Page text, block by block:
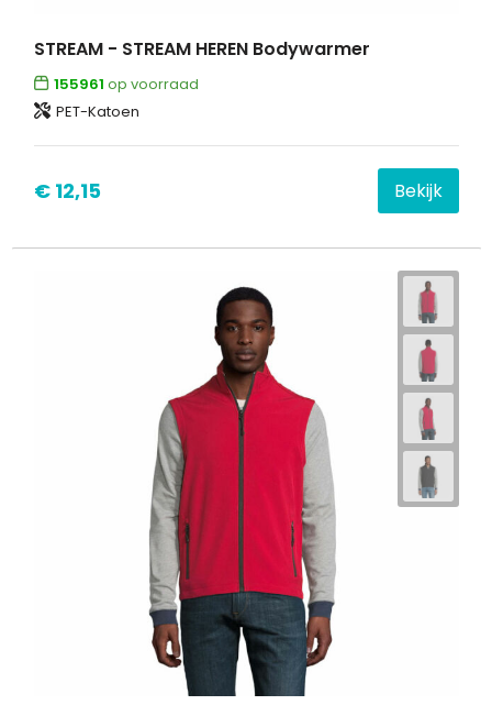
STREAM - STREAM HEREN Bodywarmer
155961 op voorraad
PET-Katoen
€ 12,15 Bekijk